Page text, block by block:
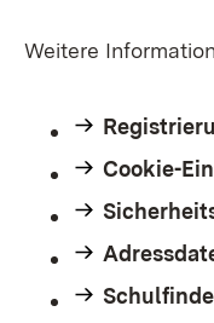
Weitere
Cookie-